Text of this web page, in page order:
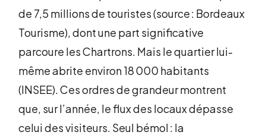
de 7,5 millions de touristes (source : Bordeaux
Tourisme), dont une part significative
parcoure les Chartrons. Mais le quartier lui-
même abrite environ 18 000 habitants
(INSEE). Ces ordres de grandeur montrent
que, sur l’année, le flux des locaux dépasse
celui des visiteurs. Seul bémol : la